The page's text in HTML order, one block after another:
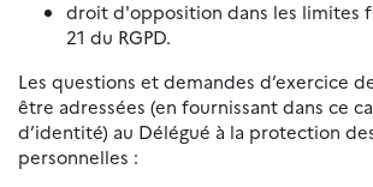
droit d'opposition dans les limites
21 du RGPD.
Les questions et demandes d’exercice
être adressées (en fournissant dans ce
d’identité) au Délégué à la protection
personnelles :